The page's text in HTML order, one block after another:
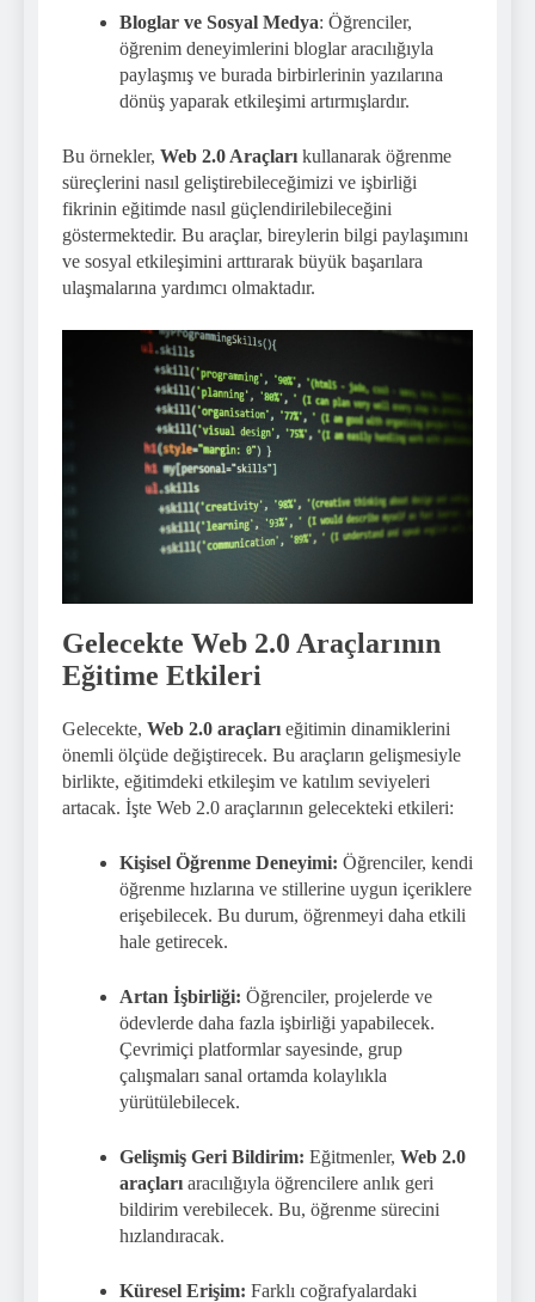
Bloglar ve Sosyal Medya: Öğrenciler,
öğrenim deneyimlerini bloglar aracılığıyla
paylaşmış ve burada birbirlerinin yazılarına
dönüş yaparak etkileşimi artırmışlardır.
Bu örnekler, Web 2.0 Araçları kullanarak öğrenme
süreçlerini nasıl geliştirebileceğimizi ve işbirliği
fikrinin eğitimde nasıl güçlendirilebileceğini
göstermektedir. Bu araçlar, bireylerin bilgi paylaşımını
ve sosyal etkileşimini arttırarak büyük başarılara
ulaşmalarına yardımcı olmaktadır.
Gelecekte Web 2.0 Araçlarının
Eğitime Etkileri
Gelecekte, Web 2.0 araçları eğitimin dinamiklerini
önemli ölçüde değiştirecek. Bu araçların gelişmesiyle
birlikte, eğitimdeki etkileşim ve katılım seviyeleri
artacak. İşte Web 2.0 araçlarının gelecekteki etkileri:
Kişisel Öğrenme Deneyimi: Öğrenciler, kendi
öğrenme hızlarına ve stillerine uygun içeriklere
erişebilecek. Bu durum, öğrenmeyi daha etkili
hale getirecek.
Artan İşbirliği: Öğrenciler, projelerde ve
ödevlerde daha fazla işbirliği yapabilecek.
Çevrimiçi platformlar sayesinde, grup
çalışmaları sanal ortamda kolaylıkla
yürütülebilecek.
Gelişmiş Geri Bildirim: Eğitmenler, Web 2.0
araçları aracılığıyla öğrencilere anlık geri
bildirim verebilecek. Bu, öğrenme sürecini
hızlandıracak.
Küresel Erişim: Farklı coğrafyalardaki